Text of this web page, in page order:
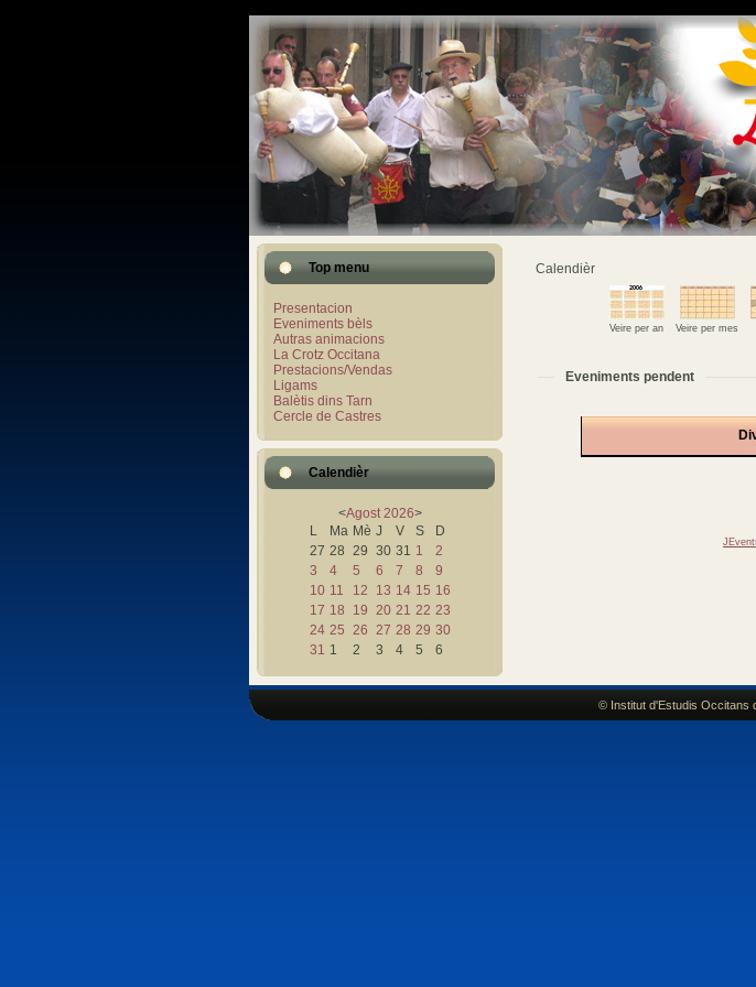
Top menu
Presentacion
Eveniments bèls
Autras animacions
La Crotz Occitana
Prestacions/Vendas
Ligams
Balètis dins Tarn
Cercle de Castres
Calendièr
<Agost 2026>
L
Ma Mè J V S
D
27 28 29 30 31 1
2
3
4 5 6 7 8
9
10 11 12 13 14 15 16
17 18 19 20 21 22 23
24 25 26 27 28 29 30
31 1 2 3 4 5 6
Calendièr
Veire per an Veire per mes
Eveniments pendent
© Institut d'Estudis Occitans